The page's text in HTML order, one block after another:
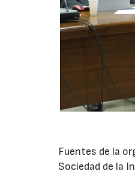
Fuentes de la
Sociedad de la